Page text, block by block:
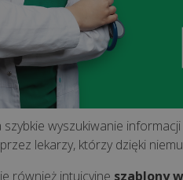
szybkie wyszukiwanie
lekarzy, którzy dzięki
również intuicyjne szablony